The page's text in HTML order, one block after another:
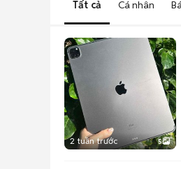
Tất cả Cá nhân
2 tuần trước 5